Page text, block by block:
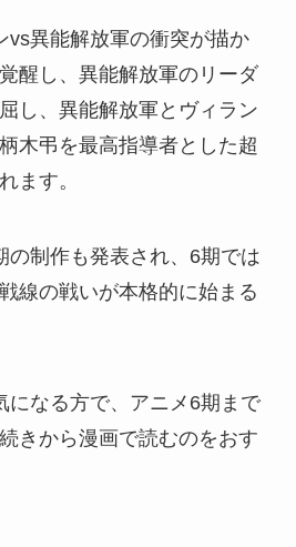
vs異能解放軍の衝突が描か
醒し、異能解放軍のリーダ
し、異能解放軍とヴィラン
木弔を最高指導者とした超
ます。
の制作も発表され、6期では
線の戦いが本格的に始まる
なる方で、 アニメ6期まで
きから漫画で読むのをおす